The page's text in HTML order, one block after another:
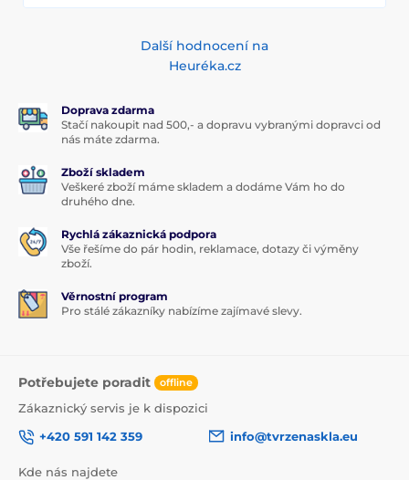
Další hodnocení na
Heuréka.cz
Doprava zdarma
Stačí nakoupit nad 500,- a dopravu vybranými dopravci od
nás máte zdarma.
Zboží skladem
Veškeré zboží máme skladem a dodáme Vám ho do
druhého dne.
Rychlá zákaznická podpora
Vše řešíme do pár hodin, reklamace, dotazy či výměny
zboží.
Věrnostní program
Pro stálé zákazníky nabízíme zajímavé slevy.
Potřebujete poradit offline
Zákaznický servis je k dispozici
+420 591 142 359
info@tvrzenaskla.eu
Kde nás najdete